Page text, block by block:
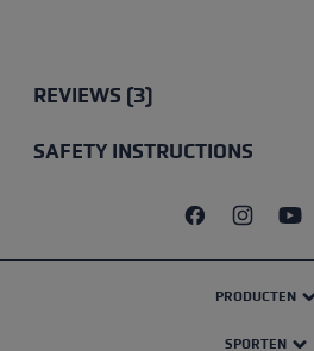
REVIEWS (3)
SAFETY INSTRUCTIONS
PRODUCTEN
SPORTEN